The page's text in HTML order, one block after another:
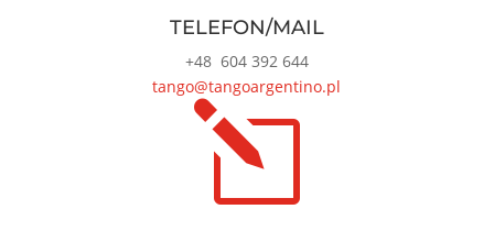
TELEFON/MAIL
+48 604 392 644
tango@tangoargentino.pl
l